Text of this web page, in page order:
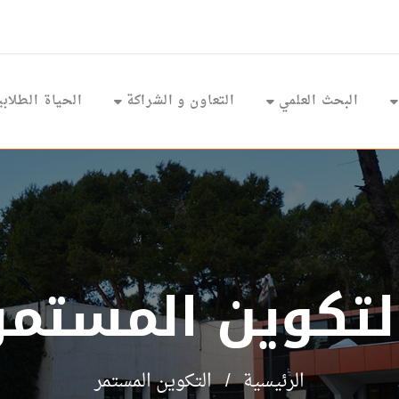
البحث العلمي التعاون و الشراكة الحياة
الرئيسية التكوين المستمر